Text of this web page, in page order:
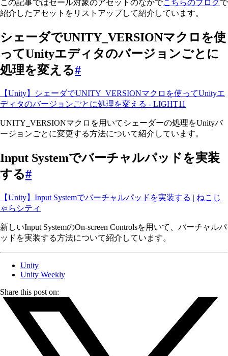
この記事ではセール対象のアセットのなかでこちらのブログで
紹介したアセットをリストアップして紹介しています。
シェーダでUNITY_VERSIONマクロを使
ってUnityエディタのバージョンごとに
処理を変える#
【Unity】シェーダでUNITY_VERSIONマクロを使ってUnityエ
ディタのバージョンごとに処理を変える - LIGHT11
UNITY_VERSIONマクロを用いてシェーダーの処理をUnityバ
ージョンごとに変更する方法について紹介しています。
Input Systemでバーチャルパッドを実装
する#
【Unity】Input Systemでバーチャルパッドを実装する | ねこじ
ゃらシティ
新しいInput SystemのOn-screen Controlsを用いて、バーチャルパ
ッドを実装する方法について紹介しています。
Unity
Unity Weekly
Share this post on: